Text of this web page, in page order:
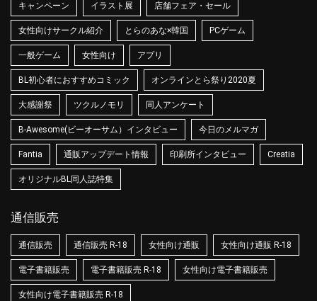
キャンペーン イラスト展 店舗フェア・セール
女性向けサークル紹介 とらのあな×韓国 PCゲーム
一般ゲーム 女性向け アプリ
BL初心者におすすめコミック オンラインとら祭り2020夏
大感謝祭 ツクルノモリ 同人アンケート
B-Awesome(ビーオーサム）インタビュー 今日のメルマガ
Fantia 通販アップデート情報 印刷所インタビュー Creatia
オリジナルBL同人誌特集
通信販売
通信販売 通信販売 R-18 女性向け通販 女性向け通販 R-18
電子書籍販売 電子書籍販売 R-18 女性向け電子書籍販売
女性向け電子書籍販売 R-18